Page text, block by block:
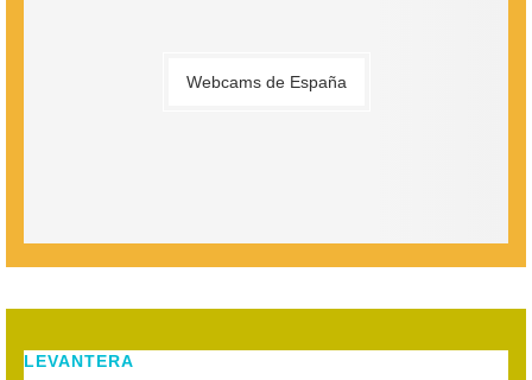
Webcams de España
LEVANTERA